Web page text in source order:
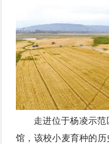
走进位于杨凌示
馆，该校小麦育种的